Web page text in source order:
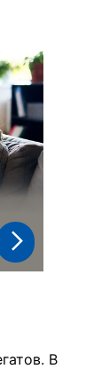
В